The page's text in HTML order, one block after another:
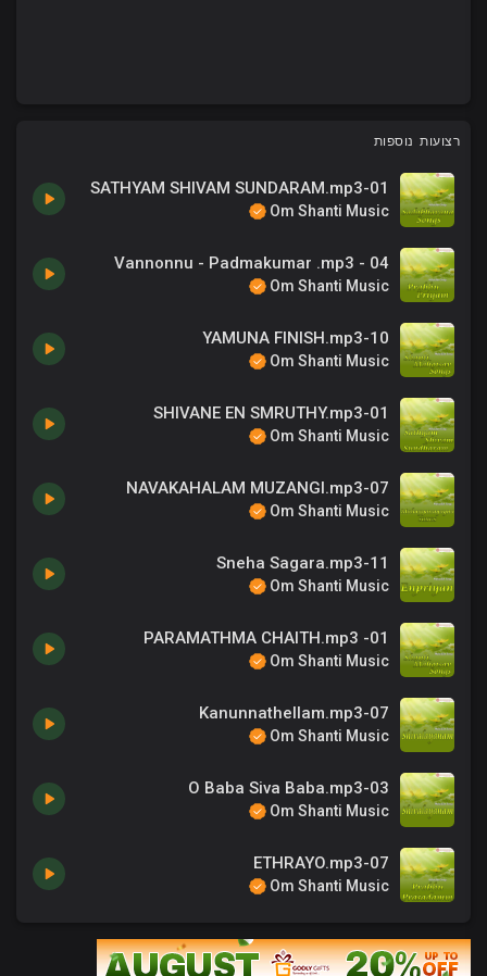
רצועות נוספות
01-SATHYAM SHIVAM SUNDARAM.mp3
Om Shanti Music
04 - Vannonnu - Padmakumar .mp3
Om Shanti Music
10-YAMUNA FINISH.mp3
Om Shanti Music
01-SHIVANE EN SMRUTHY.mp3
Om Shanti Music
07-NAVAKAHALAM MUZANGI.mp3
Om Shanti Music
11-Sneha Sagara.mp3
Om Shanti Music
01- PARAMATHMA CHAITH.mp3
Om Shanti Music
07-Kanunnathellam.mp3
Om Shanti Music
03-O Baba Siva Baba.mp3
Om Shanti Music
07-ETHRAYO.mp3
Om Shanti Music